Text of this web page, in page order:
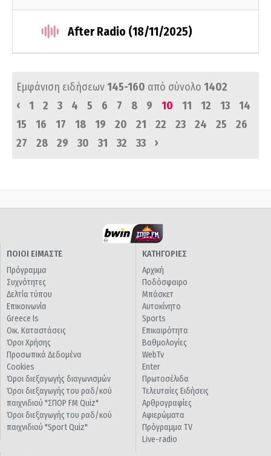
After Radio (18/11/2025)
Εμφάνιση ειδήσεων145-160 από σύνολο 1402
‹
1 2 3 4 5 6 7 8 9 10 11 12 13
14
15
16 17 18 19 20 21 22 23 24 25
26
27
28 29 30 31 32 33 ›
ΠΟΙΟΙ ΕΙΜΑΣΤΕ
Πρόγραμμα
Συχνότητες
Δελτία τύπου
Επικοινωνία
Greece Is
Οικ. Καταστάσεις
Όροι Χρήσης
Προσωπικά Δεδομένα
Cookies
Όροι διεξαγωγής διαγωνισμών
Όροι διεξαγωγής του ραδ/κού
παιχνιδιού "ΣΠΟΡ FM Quiz"
Όροι διεξαγωγής του ραδ/κού
παιχνιδιού "Sport Quiz"
ΚΑΤΗΓΟΡΙΕΣ
Αρχική
Ποδόσφαιρο
Μπάσκετ
Αυτοκίνητο
Sports
Επικαιρότητα
Βαθμολογίες
WebTv
Enter
Πρωτοσέλιδα
Τελευταίες Ειδήσεις
Αρθρογραφίες
Αφιερώματα
Πρόγραμμα TV
Live-radio